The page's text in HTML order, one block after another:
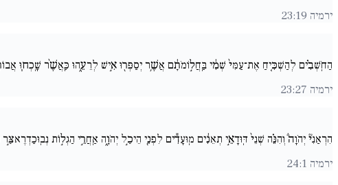
ירמיה 23:19
הַחֹֽשְׁבִ֗ים לְהַשְׁכִּ֚יחַ אֶת־עַמִּי֙ שְׁמִ֔י בַּֽחֲל֣וֹמֹתָ֔ם אֲשֶׁ֥ר יְסַפְּר֖וּ אִ֣ישׁ לְרֵעֵ֑הוּ כַּֽאֲשֶׁ֨ר שָֽׁכְח֧וּ
ירמיה 23:27
הִרְאַנִי֘ יְהֹוָה֒ וְהִנֵּ֗ה שְׁנֵי֙ דּֽוּדָאֵ֣י תְאֵנִ֔ים מֽוּעָדִ֕ים לִפְנֵ֖י הֵיכַ֣ל יְהֹוָ֑ה אַֽחֲרֵ֣י הַגְל֣וֹת
ירמיה 24:1